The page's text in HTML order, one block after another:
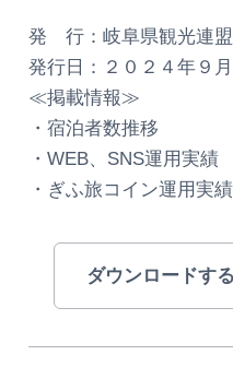
フォトライ
動画ライ
発 行：岐阜県観光連盟
発行日：２０２４年９
≪掲載情報≫
・宿泊者数推移
・WEB、SNS運用実績
・ぎふ旅コイン運用実績
ダウンロードす